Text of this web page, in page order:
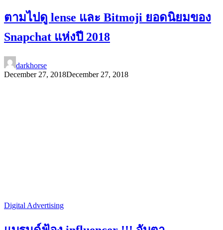
ตามไปดู lense และ Bitmoji ยอดนิยมของ
Snapchat แห่งปี 2018
darkhorse
December 27, 2018December 27, 2018
Digital Advertising